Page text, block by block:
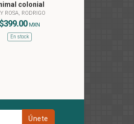
colonial
ROSA, RODRIGO
$399.00 MXN
En stock